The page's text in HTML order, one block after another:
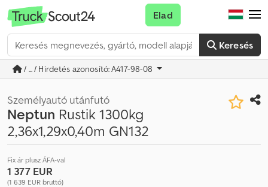
Keresés
Elad
/ ... / Hirdetés azonosító: A417-98-08
Személyautó utánfutó
Neptun Rustik 1300kg
2,36x1,29x0,40m GN132
Fix ár plusz ÁFA-val
1 377 EUR
(1 639 EUR bruttó)